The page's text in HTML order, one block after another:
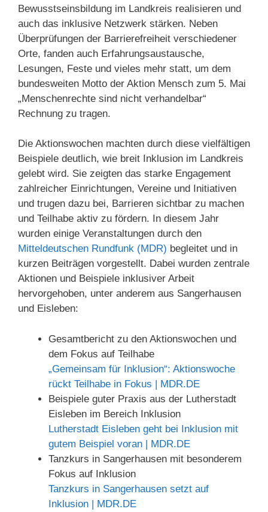
Bewusstseinsbildung im Landkreis realisieren und
auch das inklusive Netzwerk stärken. Neben
Überprüfungen der Barrierefreiheit verschiedener
Orte, fanden auch Erfahrungsaustausche,
Lesungen, Feste und vieles mehr statt, um dem
bundesweiten Motto der Aktion Mensch zum 5. Mai
„Menschenrechte sind nicht verhandelbar“
Rechnung zu tragen.
Die Aktionswochen machten durch diese vielfältigen
Beispiele deutlich, wie breit Inklusion im Landkreis
gelebt wird. Sie zeigten das starke Engagement
zahlreicher Einrichtungen, Vereine und Initiativen
und trugen dazu bei, Barrieren sichtbar zu machen
und Teilhabe aktiv zu fördern. In diesem Jahr
wurden einige Veranstaltungen durch den
Mitteldeutschen Rundfunk (MDR) begleitet und in
kurzen Beiträgen vorgestellt. Dabei wurden zentrale
Aktionen und Beispiele inklusiver Arbeit
hervorgehoben, unter anderem aus Sangerhausen
und Eisleben:
Gesamtbericht zu den Aktionswochen und
dem Fokus auf Teilhabe
„Gemeinsam für Inklusion“: Aktionswoche
rückt Teilhabe in Fokus | MDR.DE
Beispiele guter Praxis aus der Lutherstadt
Eisleben im Bereich Inklusion
Lutherstadt Eisleben geht bei Inklusion mit
gutem Beispiel voran | MDR.DE
Tanzkurs in Sangerhausen mit besonderem
Fokus auf Inklusion
Tanzkurs in Sangerhausen setzt auf
Inklusion | MDR.DE